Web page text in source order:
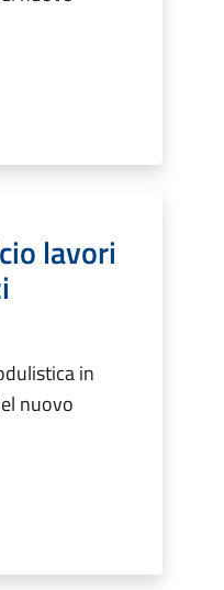
lavori
in
nuovo